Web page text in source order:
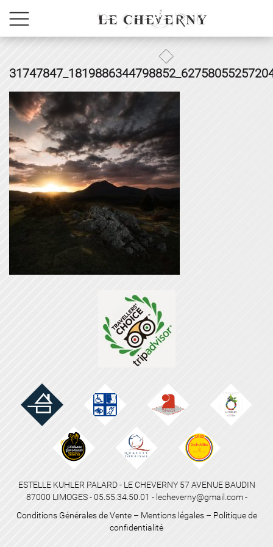
ESTELLE KUHLER PALARD - LE CHEVERNY 57 AVENUE BAUDIN
87000 LIMOGES - 05.55.34.50.01 - lecheverny@gmail.com -
Conditions Générales de Vente– Mentions légales– Politique de
confidentialité